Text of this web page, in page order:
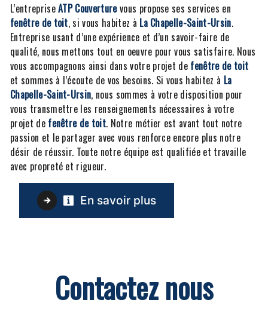
L’entrepriseATP Couverturevous propose ses services en
fenêtre de toit, si vous habitez à La Chapelle-Saint-Ursin.
Entreprise usant d’une expérience et d’un savoir-faire de
qualité, nous mettons tout en oeuvre pour vous satisfaire. Nous
vous accompagnons ainsi dans votre projet de fenêtre de toit
et sommes à l’écoute de vos besoins. Si vous habitez à La
Chapelle-Saint-Ursin, nous sommes à votre disposition pour
vous transmettre les renseignements nécessaires à votre
projet de fenêtre de toit. Notre métier est avant tout notre
passion et le partager avec vous renforce encore plus notre
désir de réussir. Toute notre équipe est qualifiée et travaille
avec propreté et rigueur.
En savoir plus
Contactez nous